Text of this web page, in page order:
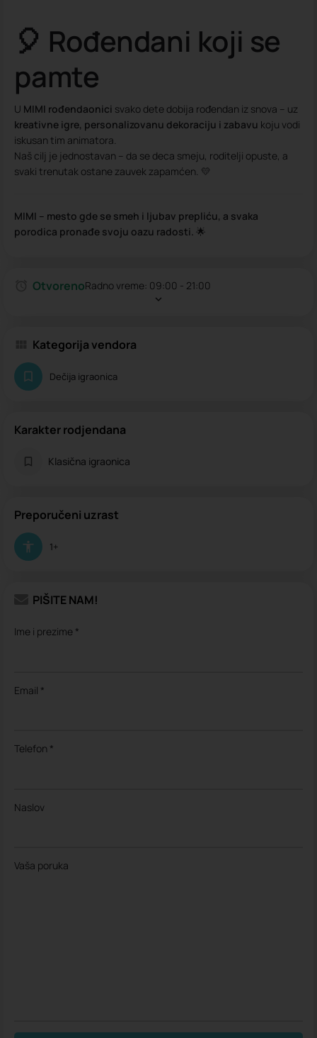
🎈 Rođendani koji se
pamte
U MIMI rođendaonici svako dete dobija rođendan iz snova – uz
kreativne igre, personalizovanu dekoraciju i zabavu koju vodi
iskusan tim animatora.
Naš cilj je jednostavan – da se deca smeju, roditelji opuste, a
svaki trenutak ostane zauvek zapamćen. 💛
MIMI – mesto gde se smeh i ljubav prepliću, a svaka
porodica pronađe svoju oazu radosti. 🌟
OtvorenoRadno vreme: 09:00 - 21:00
Kategorija vendora
Dečija igraonica
Karakter rodjendana
Klasična igraonica
Preporučeni uzrast
1+
PIŠITE NAM!
Ime i prezime *
Email *
Telefon *
Naslov
Vaša poruka